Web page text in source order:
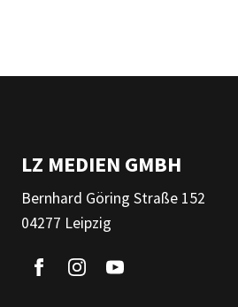
LZ MEDIEN GMBH
Bernhard Göring Straße 152
04277 Leipzig